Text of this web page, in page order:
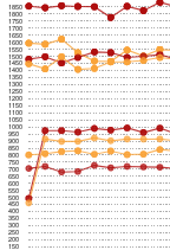
150
200
250
300
350
400
450
500
550
600
650
700
750
800
850
900
950
1000
1050
1100
1150
1200
1250
1300
1350
1400
1450
1500
1550
1600
1650
1700
1750
1800
1850